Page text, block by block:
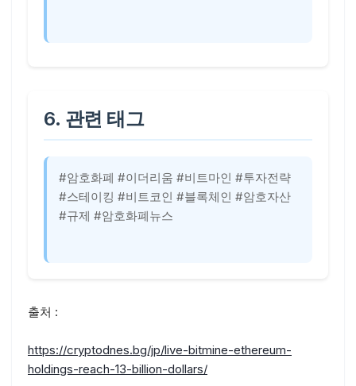
6. 관련 태그
#암호화폐 #이더리움 #비트마인 #투자전략
#스테이킹 #비트코인 #블록체인 #암호자산
#규제 #암호화폐뉴스
출처 :
https://cryptodnes.bg/jp/live-bitmine-ethereum-
holdings-reach-13-billion-dollars/